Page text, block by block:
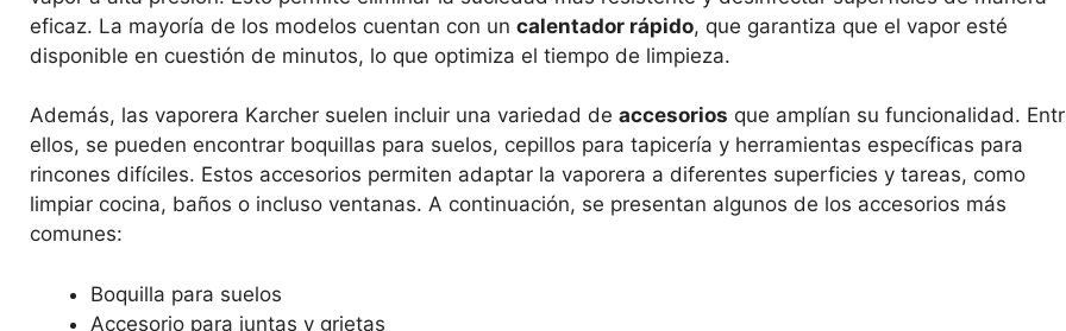
eficaz. La mayoría de los modelos cuentan con un calentador rápido, que garantiza que el vapor esté
disponible en cuestión de minutos, lo que optimiza el tiempo de limpieza.
Además, las vaporera Karcher suelen incluir una variedad de accesorios que amplían su funcionalidad.
ellos, se pueden encontrar boquillas para suelos, cepillos para tapicería y herramientas específicas para
rincones difíciles. Estos accesorios permiten adaptar la vaporera a diferentes superficies y tareas, como
limpiar cocina, baños o incluso ventanas. A continuación, se presentan algunos de los accesorios más
comunes:
Boquilla para suelos
Accesorio para juntas y grietas